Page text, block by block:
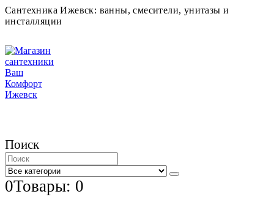
Сантехника Ижевск: ванны, смесители, унитазы и
инсталляции
Поиск
0Товары: 0